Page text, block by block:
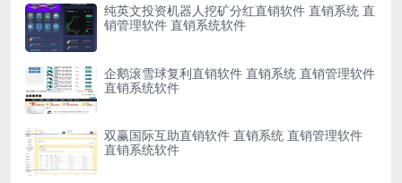
纯英文投资机器人挖矿分红直销软件 直销系统 直
销管理软件 直销系统软件
企鹅滚雪球复利直销软件 直销系统 直销管理软件
直销系统软件
双赢国际互助直销软件 直销系统 直销管理软件
直销系统软件